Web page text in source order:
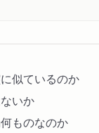
似ているのか
いか
ものなのか